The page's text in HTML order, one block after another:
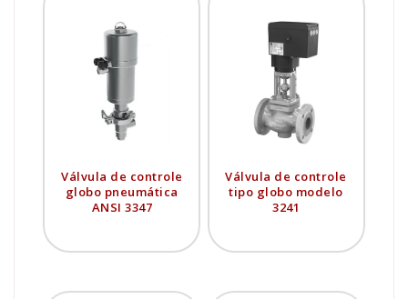
Válvula de controle
globo pneumática
ANSI 3347
Válvula de controle
tipo globo modelo
3241